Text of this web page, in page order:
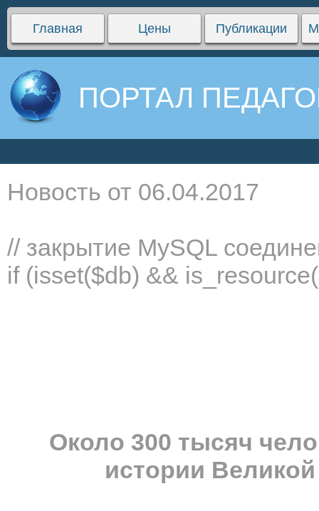
Главная Цены Публикации
ПОРТАЛ
Новость от 06.04.2017
// закрытие MySQL
if (isset($db) &&
Около 300 тысяч
истории